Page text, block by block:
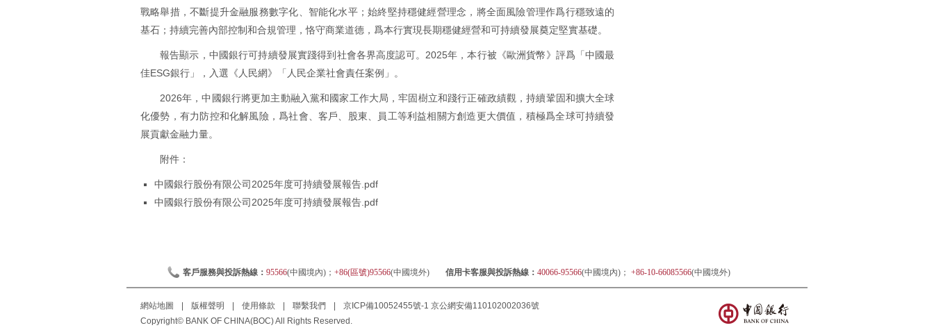
戰略舉措，不斷提升金融服務數字化、智能化水平；始終堅持穩健經營理念，將全面風險管理作爲行穩致遠的
基石；持續完善內部控制和合規管理，恪守商業道德，爲本行實現長期穩健經營和可持續發展奠定堅實基礎。
報告顯示，中國銀行可持續發展實踐得到社會各界高度認可。2025年，本行被《歐洲貨幣》評爲「中國最
佳ESG銀行」，入選《人民網》「人民企業社會責任案例」。
2026年，中國銀行將更加主動融入黨和國家工作大局，牢固樹立和踐行正確政績觀，持續鞏固和擴大全球
化優勢，有力防控和化解風險，爲社會、客戶、股東、員工等利益相關方創造更大價值，積極爲全球可持續發
展貢獻金融力量。
附件：
中國銀行股份有限公司2025年度可持續發展報告.pdf
中國銀行股份有限公司2025年度可持續發展報告.pdf
客戶服務與投訴熱線： 95566(中國境內)； +86(區號)95566(中國境外) 信用卡客服與投訴熱線： 40066-95566(中國境內)； +86-10-66085566(中國境外)
網站地圖 版權聲明 使用條款 聯繫我們 京ICP備10052455號-1 京公網安備110102002036號
Copyright© BANK OF CHINA(BOC) All Rights Reserved.